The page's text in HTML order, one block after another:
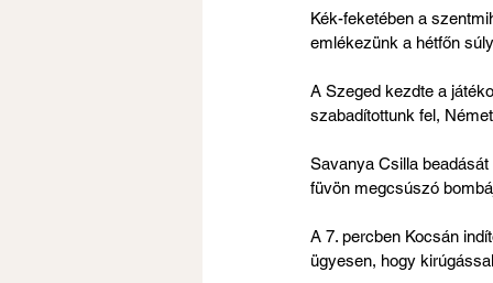
Kék-feketében a
emlékezünk a hétfőn
A Szeged kezdte a
szabadítottunk fel,
Savanya Csilla
füvön megcsúszó
A 7. percben Kocsán
ügyesen, hogy